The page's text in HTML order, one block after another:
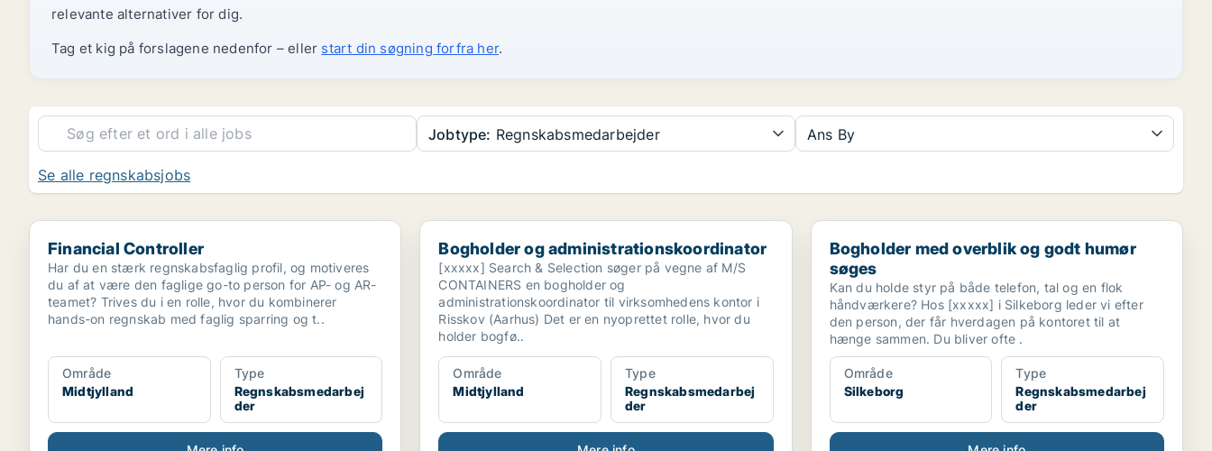
relevante alternativer for dig.
Tag et kig på forslagene nedenfor – eller start din søgning forfra her.
Jobtype: Regnskabsmedarbejder Ans By
Se alle regnskabsjobs
Financial Controller
Financial Controller
Har du en stærk regnskabsfaglig profil, og motiveres
du af at være den faglige go-to person for AP- og AR-
teamet? Trives du i en rolle, hvor du kombinerer
hands-on regnskab med faglig sparring og t..
Område
Midtjylland
Type
Regnskabsmedarbej
der
Bogholder og administrationskoordinator
Bogholder og administrationskoordinator
[xxxxx] Search & Selection søger på vegne af M/S
CONTAINERS en bogholder og
administrationskoordinator til virksomhedens kontor i
Risskov (Aarhus) Det er en nyoprettet rolle, hvor du
holder bogfø..
Område
Midtjylland
Type
Regnskabsmedarbej
der
Bogholder med overblik og godt humør søges
Bogholder med overblik og godt humør
søges
Kan du holde styr på både telefon, tal og en flok
håndværkere? Hos [xxxxx] i Silkeborg leder vi efter
den person, der får hverdagen på kontoret til at
hænge sammen. Du bliver ofte .
Område
Silkeborg
Type
Regnskabsmedarbej
der